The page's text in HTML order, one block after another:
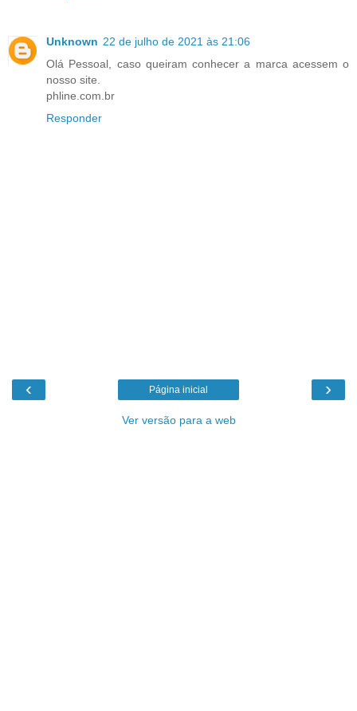
Unknown 22 de julho de 2021 às 21:06
Olá Pessoal, caso queiram conhecer a marca acessem o
nosso site.
phline.com.br
Responder
‹ ›
Página inicial
Ver versão para a web